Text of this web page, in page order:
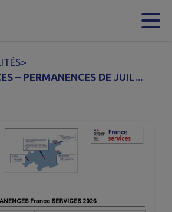
>
– PERMANENCES DE JUIL...